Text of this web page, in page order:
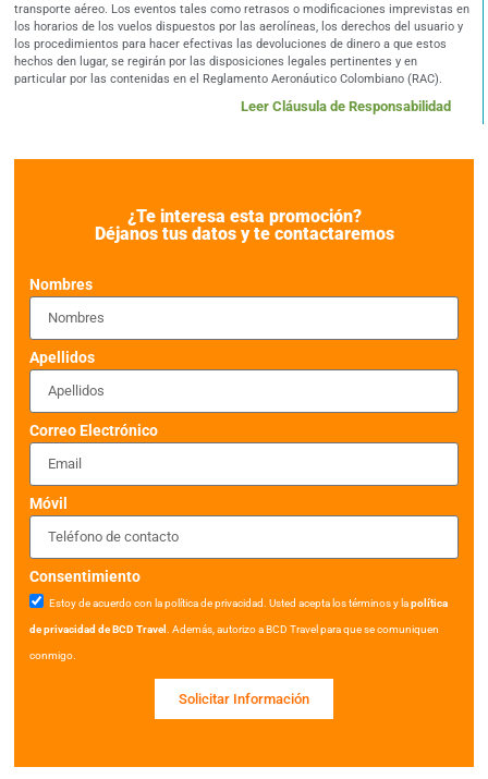
transporte aéreo. Los eventos tales como retrasos o modificaciones imprevistas en
los horarios de los vuelos dispuestos por las aerolíneas, los derechos del usuario y
los procedimientos para hacer efectivas las devoluciones de dinero a que estos
hechos den lugar, se regirán por las disposiciones legales pertinentes y en
particular por las contenidas en el Reglamento Aeronáutico Colombiano (RAC).
Leer Cláusula de Responsabilidad
¿Te interesa esta promoción?
Déjanos tus datos y te contactaremos
Nombres
Apellidos
Correo Electrónico
Móvil
Consentimiento
Estoy de acuerdo con la política de privacidad. Usted acepta los términos y lapolítica
de privacidad de BCD Travel. Además, autorizo a BCD Travel para que se comuniquen
conmigo.
Solicitar Información